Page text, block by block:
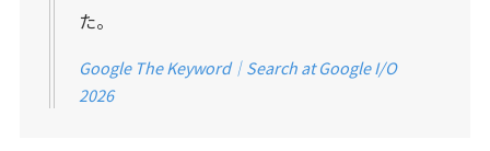
た。
Google The Keyword｜Search at Google I/O
2026